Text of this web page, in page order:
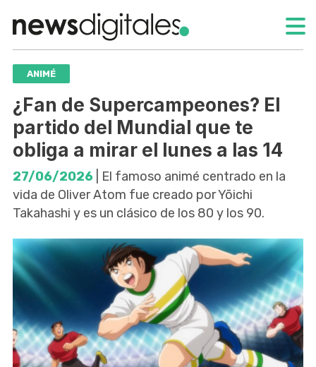
ANIMÉ
¿Fan de Supercampeones? El
partido del Mundial que te
obliga a mirar el lunes a las 14
27/06/2026 | El famoso animé centrado en la
vida de Oliver Atom fue creado por Yōichi
Takahashi y es un clásico de los 80 y los 90.